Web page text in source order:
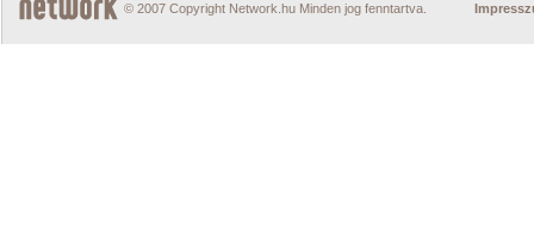
© 2007 Copyright Network.hu Minden jog fenntartva.